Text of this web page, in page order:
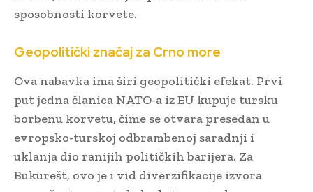
sposobnosti korvete.
Geopolitički značaj za Crno more
Ova nabavka ima širi geopolitički efekat. Prvi
put jedna članica NATO-a iz EU kupuje tursku
borbenu korvetu, čime se otvara presedan u
evropsko-turskoj odbrambenoj saradnji i
uklanja dio ranijih političkih barijera. Za
Bukurešt, ovo je i vid diverzifikacije izvora